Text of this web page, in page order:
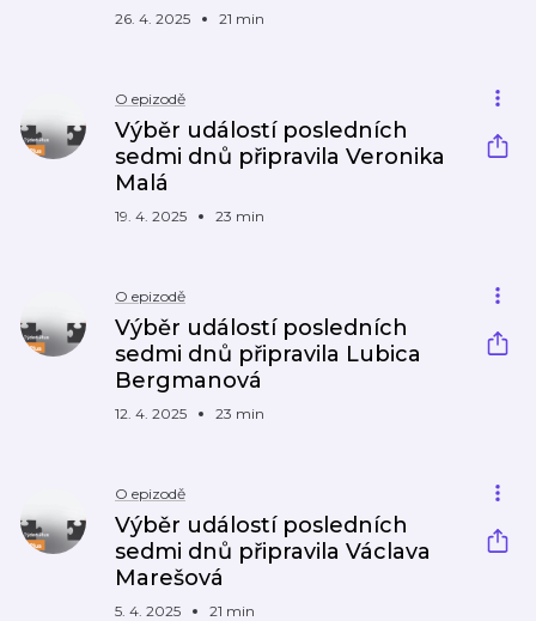
26. 4. 2025 21 min
O epizodě
Výběr událostí posledních
sedmi dnů připravila Veronika
Malá
19. 4. 2025 23 min
O epizodě
Výběr událostí posledních
sedmi dnů připravila Lubica
Bergmanová
12. 4. 2025 23 min
O epizodě
Výběr událostí posledních
sedmi dnů připravila Václava
Marešová
5. 4. 2025 21 min